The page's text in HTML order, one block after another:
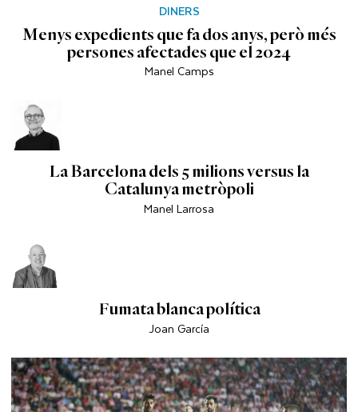
DINERS
Menys expedients que fa dos anys, però més
persones afectades que el 2024
Manel Camps
La Barcelona dels 5 milions versus la
Catalunya metròpoli
Manel Larrosa
Fumata blanca política
Joan García